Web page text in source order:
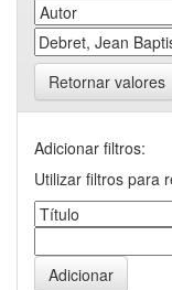
Retornar valores
Adicionar filtros:
Utilizar filtros para